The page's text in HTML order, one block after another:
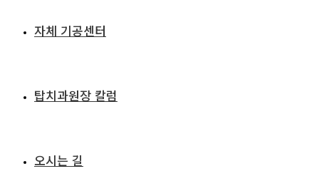
자체 기공센터
탑치과원장 칼럼
오시는 길